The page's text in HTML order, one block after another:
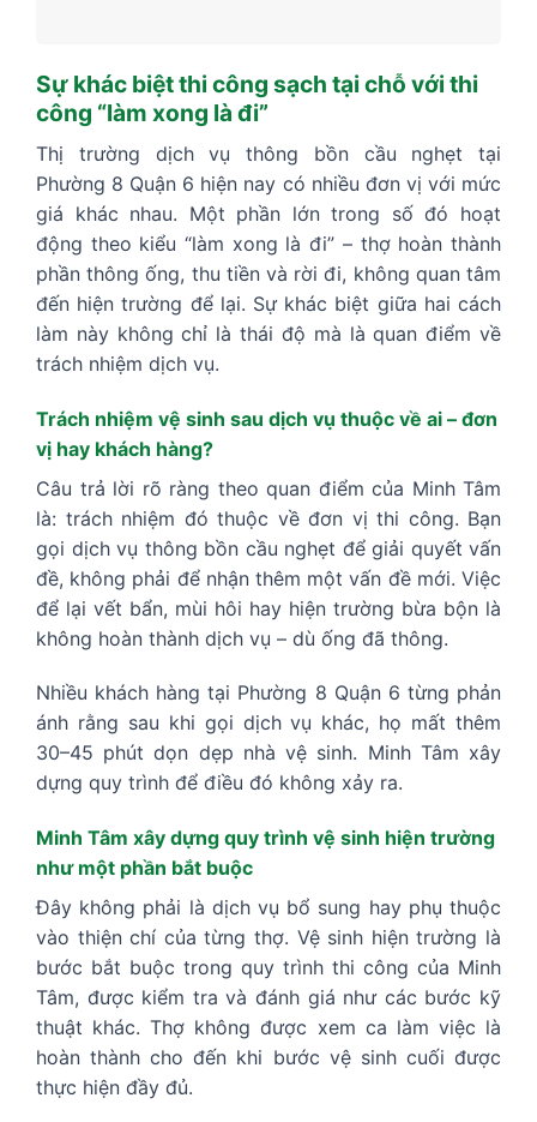
Sự khác biệt thi công sạch tại chỗ với thi
công “làm xong là đi”
Thị trường dịch vụ thông bồn cầu nghẹt tại
Phường 8 Quận 6 hiện nay có nhiều đơn vị với mức
giá khác nhau. Một phần lớn trong số đó hoạt
động theo kiểu “làm xong là đi” – thợ hoàn thành
phần thông ống, thu tiền và rời đi, không quan tâm
đến hiện trường để lại. Sự khác biệt giữa hai cách
làm này không chỉ là thái độ mà là quan điểm về
trách nhiệm dịch vụ.
Trách nhiệm vệ sinh sau dịch vụ thuộc về ai – đơn
vị hay khách hàng?
Câu trả lời rõ ràng theo quan điểm của Minh Tâm
là: trách nhiệm đó thuộc về đơn vị thi công. Bạn
gọi dịch vụ thông bồn cầu nghẹt để giải quyết vấn
đề, không phải để nhận thêm một vấn đề mới. Việc
để lại vết bẩn, mùi hôi hay hiện trường bừa bộn là
không hoàn thành dịch vụ – dù ống đã thông.
Nhiều khách hàng tại Phường 8 Quận 6 từng phản
ánh rằng sau khi gọi dịch vụ khác, họ mất thêm
30–45 phút dọn dẹp nhà vệ sinh. Minh Tâm xây
dựng quy trình để điều đó không xảy ra.
Minh Tâm xây dựng quy trình vệ sinh hiện trường
như một phần bắt buộc
Đây không phải là dịch vụ bổ sung hay phụ thuộc
vào thiện chí của từng thợ. Vệ sinh hiện trường là
bước bắt buộc trong quy trình thi công của Minh
Tâm, được kiểm tra và đánh giá như các bước kỹ
thuật khác. Thợ không được xem ca làm việc là
hoàn thành cho đến khi bước vệ sinh cuối được
thực hiện đầy đủ.